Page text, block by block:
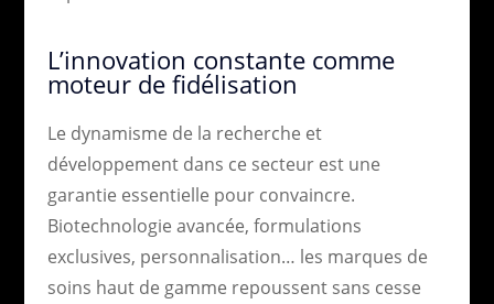
L’innovation constante comme
moteur de fidélisation
Le dynamisme de la recherche et
développement dans ce secteur est une
garantie essentielle pour convaincre.
Biotechnologie avancée, formulations
exclusives, personnalisation… les marques de
soins haut de gamme repoussent sans cesse